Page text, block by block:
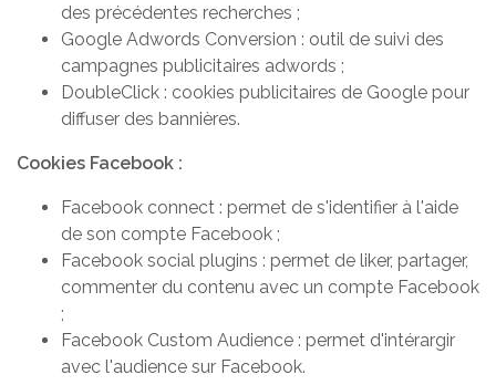
des précédentes recherches ;
Google Adwords Conversion : outil de suivi des
campagnes publicitaires adwords ;
DoubleClick : cookies publicitaires de Google pour
diffuser des bannières.
Cookies Facebook :
Facebook connect : permet de s'identifier à l'aide
de son compte Facebook ;
Facebook social plugins : permet de liker, partager,
commenter du contenu avec un compte Facebook
;
Facebook Custom Audience : permet d'intérargir
avec l'audience sur Facebook.